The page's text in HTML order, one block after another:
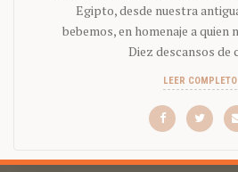
Egipto, desde nuestra
bebemos, en homenaje a quien
Diez descansos de
LEER COMPLETO